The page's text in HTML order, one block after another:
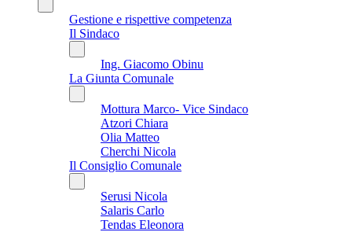
Gestione e rispettive competenza
Il Sindaco
Ing. Giacomo Obinu
La Giunta Comunale
Mottura Marco- Vice Sindaco
Atzori Chiara
Olia Matteo
Cherchi Nicola
Il Consiglio Comunale
Serusi Nicola
Salaris Carlo
Tendas Eleonora